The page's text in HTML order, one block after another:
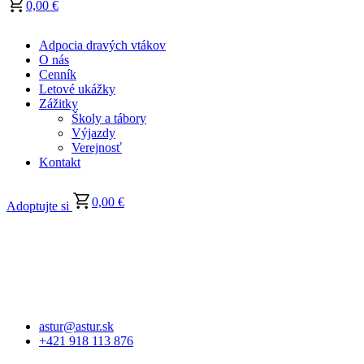
0,00 €
Adpocia dravých vtákov
O nás
Cenník
Letové ukážky
Zážitky
Školy a tábory
Výjazdy
Verejnosť
Kontakt
Adoptujte si 0,00 €
astur@astur.sk
+421 918 113 876